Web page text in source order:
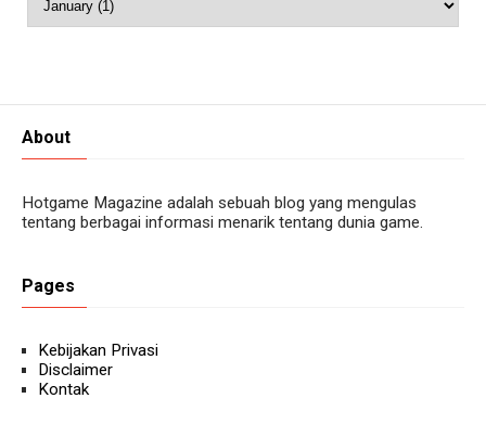
About
Hotgame Magazine adalah sebuah blog yang mengulas
tentang berbagai informasi menarik tentang dunia game.
Pages
Kebijakan Privasi
Disclaimer
Kontak